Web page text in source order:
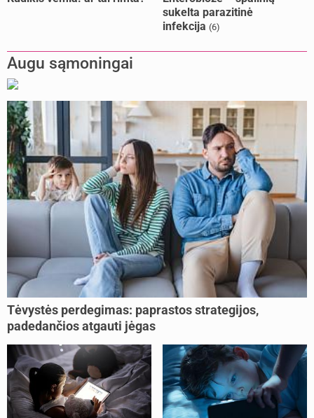
sukelta parazitinė
infekcija (6)
Augu sąmoningai
Tėvystės perdegimas: paprastos strategijos,
padedančios atgauti jėgas